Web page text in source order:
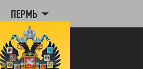
ПЕРМЬ